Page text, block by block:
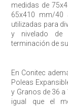
medidas de
65x410 mm/
utilizadas para
y nivelado de
terminación de
En Conitec
Poleas
y Granos de 36
igual que el